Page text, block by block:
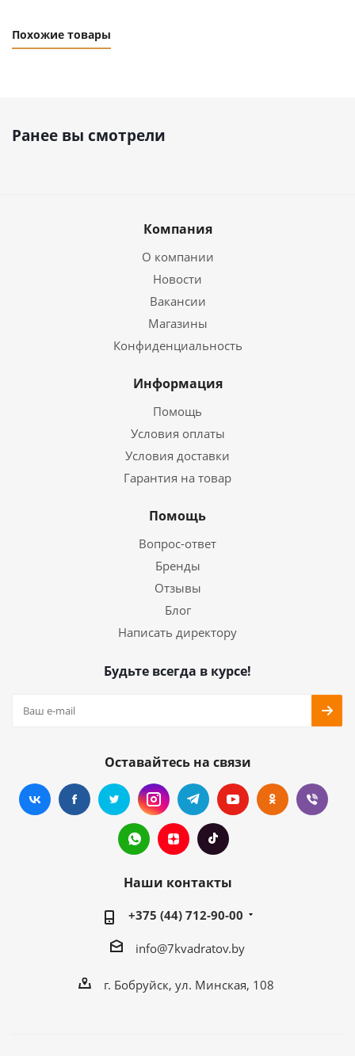
Похожие товары
Ранее вы смотрели
Компания
О компании
Новости
Вакансии
Магазины
Конфиденциальность
Информация
Помощь
Условия оплаты
Условия доставки
Гарантия на товар
Помощь
Вопрос-ответ
Бренды
Отзывы
Блог
Написать директору
Будьте всегда в курсе!
Оставайтесь на связи
Наши контакты
+375 (44) 712-90-00
info@7kvadratov.by
г. Бобруйск, ул. Минская, 108